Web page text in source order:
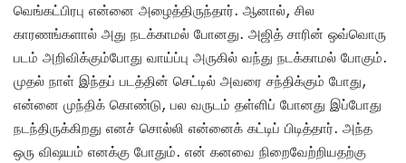
வெங்கட்பிரபு என்னை அழைத்திருந்தார். ஆனால், சில
காரணங்களால் அது நடக்காமல் போனது. அஜித் சாரின் ஒவ்வொரு
படம் அறிவிக்கும்போது வாய்ப்பு அருகில் வந்து நடக்காமல் போகும்.
முதல் நாள் இந்தப் படத்தின் செட்டில் அவரை சந்திக்கும் போது,
என்னை முந்திக் கொண்டு, பல வருடம் தள்ளிப் போனது இப்போது
நடந்திருக்கிறது எனச் சொல்லி என்னைக் கட்டிப் பிடித்தார். அந்த
ஒரு விஷயம் எனக்கு போதும். என் கனவை நிறைவேற்றியதற்கு